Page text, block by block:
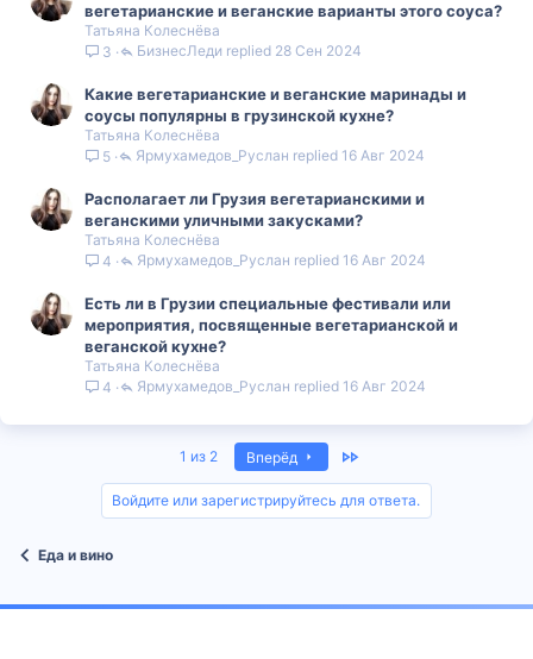
вегетарианские и веганские варианты этого соуса?
Татьяна Колеснёва
3
28 Сен 2024
БизнесЛеди
Какие вегетарианские и веганские маринады и
соусы популярны в грузинской кухне?
Татьяна Колеснёва
5
16 Авг 2024
Ярмухамедов_Руслан
Располагает ли Грузия вегетарианскими и
веганскими уличными закусками?
Татьяна Колеснёва
4
16 Авг 2024
Ярмухамедов_Руслан
Есть ли в Грузии специальные фестивали или
мероприятия, посвященные вегетарианской и
веганской кухне?
Татьяна Колеснёва
4
16 Авг 2024
Ярмухамедов_Руслан
1 из 2 Вперёд
Войдите или зарегистрируйтесь для ответа.
Еда и вино